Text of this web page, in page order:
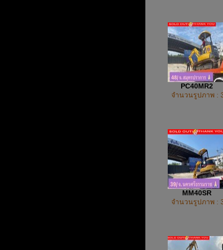
PC40MR2
จำนวนรูปภาพ :
MM40SR
จำนวนรูปภาพ :